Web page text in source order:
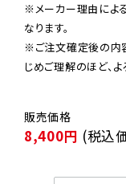
※メーカー理由によ
なります。
※ご注文確定後の内
じめご理解のほど、よ
8,400円 (税込